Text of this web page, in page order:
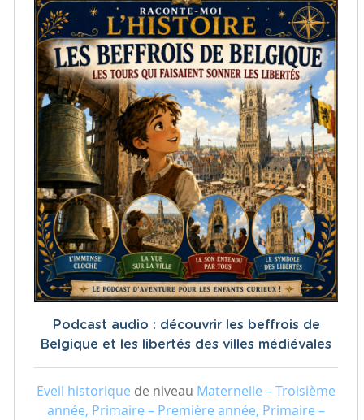
Podcast audio : découvrir les beffrois de
Belgique et les libertés des villes médiévales
Eveil historique de niveau Maternelle – Troisième
année, Primaire – Première année, Primaire –